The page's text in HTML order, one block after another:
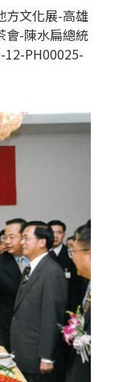
方文化展-高雄
會-陳水扁總統
12-PH00025-